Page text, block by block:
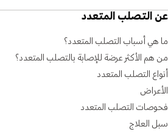
عن التصلب المتعدد
ما هي أسباب التصلب المتعدد؟
من هم الأكثر عرضة للإصابة بالتصلب المتعدد؟
أنواع التصلب المتعدد
الأعراض
فحوصات التصلب المتعدد
سبل العلاج